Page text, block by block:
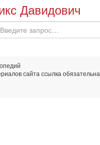
Давидович
сайта ссылка обязательна